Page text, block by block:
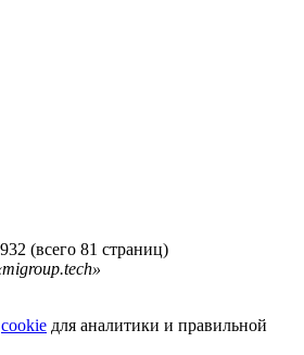
(всего 81 страниц)
cookie для аналитики и правильной